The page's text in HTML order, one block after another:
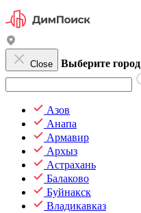
Close Выберите город
Азов
Анапа
Армавир
Архыз
Астрахань
Балаково
Буйнакск
Владикавказ